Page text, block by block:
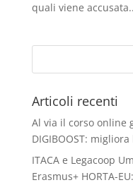
quali viene
Articoli recenti
Al via il corso online
DIGIBOOST:
ITACA e Legacoop
Erasmus+ HORTA-